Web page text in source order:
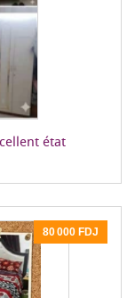
état
80 000 FDJ